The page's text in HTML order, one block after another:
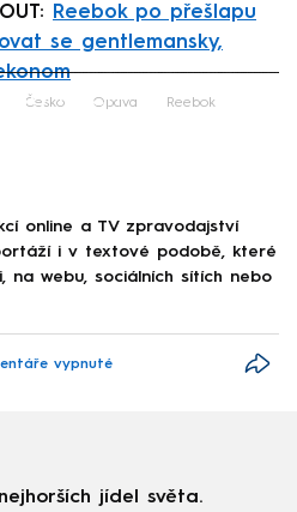
Reebok po přešlapu
se gentlemansky,
to fetch
Česko Opava Reebok
online a TV zpravodajství
i v textové podobě, které
na webu, sociálních sítích nebo
vypnuté
jídel světa.